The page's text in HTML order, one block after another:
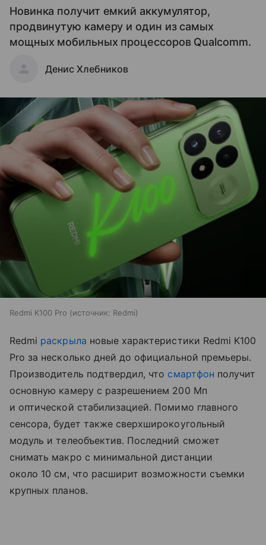
Новинка получит емкий аккумулятор,
продвинутую камеру и один из самых
мощных мобильных процессоров Qualcomm.
Денис Хлебников
Redmi K100 Pro источник: Redmi
Redmi раскрыла новые характеристики Redmi K100
Pro за несколько дней до официальной премьеры.
Производитель подтвердил, что смартфон получит
основную камеру с разрешением 200 Мп
и оптической стабилизацией. Помимо главного
сенсора, будет также сверхширокоугольный
модуль и телеобъектив. Последний сможет
снимать макро с минимальной дистанции
около 10 см, что расширит возможности съемки
крупных планов.